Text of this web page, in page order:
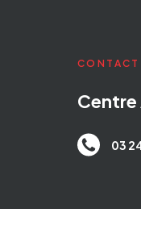
CONTACT
03